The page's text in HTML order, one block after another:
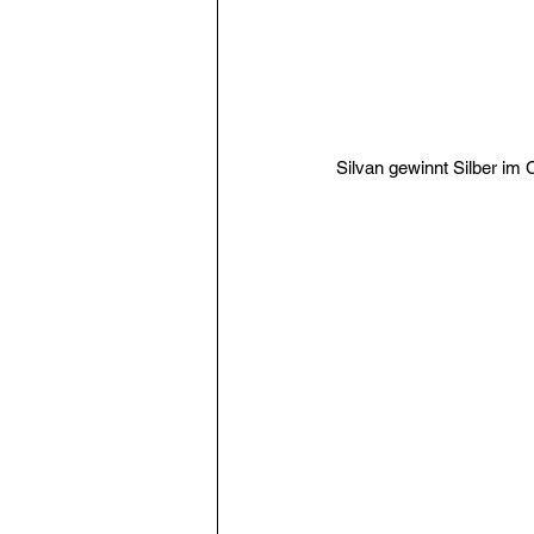
Silvan gewinnt Silber im